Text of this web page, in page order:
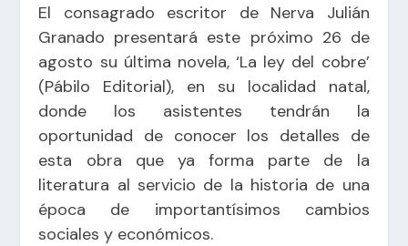
El consagrado escritor de Nerva Julián
Granado presentará este próximo 26 de
agosto su última novela, ‘La ley del cobre’
(Pábilo Editorial), en su localidad natal,
donde los asistentes tendrán la
oportunidad de conocer los detalles de
esta obra que ya forma parte de la
literatura al servicio de la historia de una
época de importantísimos cambios
sociales y económicos.